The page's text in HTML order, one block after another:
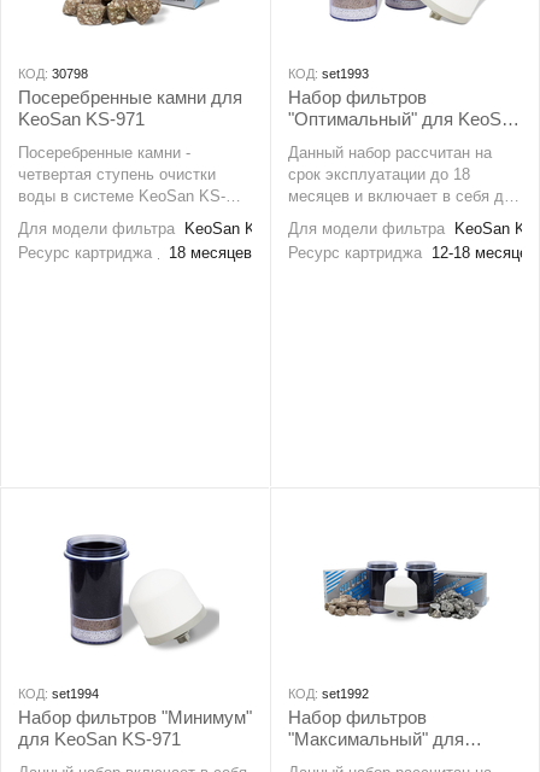
КОД: 30798
Посеребренные камни для
KeoSan KS-971
Посеребренные камни -
четвертая ступень очистки
воды в системе KeoSan KS-
971. Камни эффективно
уничтожают различные
бактерии и не дают им
Для модели фильтра
KeoSan KS-971, KeoSan NEO-991
Ресурс картриджа
18 месяцев
КОД: set1993
Набор фильтров
"Оптимальный" для KeoSan
Данный набор рассчитан на
срок эксплуатации до 18
месяцев и включает в себя два
основных фильтрующих
элемента для модели
накопительного фильтра
Для модели фильтра
KeoSan
Ресурс картриджа 12-18 месяцев
КОД: set1994
Набор фильтров "Минимум"
для KeoSan KS-971
КОД: set1992
Набор фильтров
"Максимальный" для